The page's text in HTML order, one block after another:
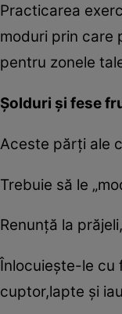
Practicarea
moduri prin care
pentru zonele
Şolduri şi fese
Aceste părţi ale
Trebuie să le
Renunţă la
Înlocuieşte-le cu
cuptor,lapte şi